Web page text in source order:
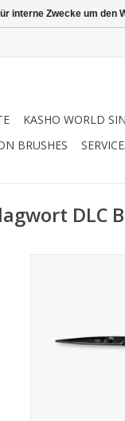
KASHO WORLD
BRUSHES
DLC
Fein
äußerst
interne Zwecke um den